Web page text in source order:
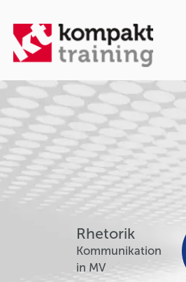
Rhetorik
Kommunikation
in MV